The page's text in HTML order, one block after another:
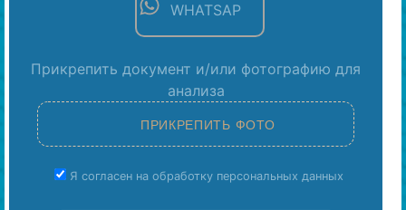
WHATSAP
Прикрепить документ и/или фотографию для
анализа
Я согласен на обработку персональных данных